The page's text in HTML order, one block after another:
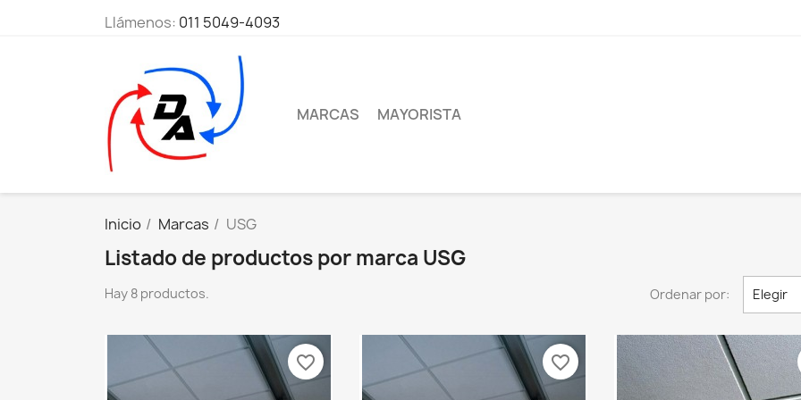
Llámenos: 011 5049-4093
MARCAS MAYORISTA
Inicio Marcas USG
Listado de productos por marca USG
Hay 8 productos. Ordenar por: Elegir
favorite_border favorite_border